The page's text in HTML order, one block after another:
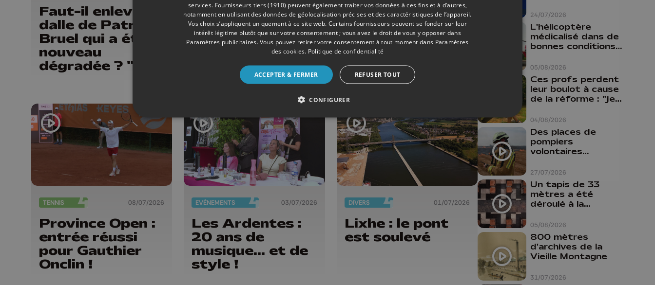
Faut-il enlever la
dalle de Patrick
Bruel qui a été à
nouveau
dégradée ? "Nos
Actus de la
semaine : 5 ans
des inondations,
subsides pour le
sport et feu
d'artifice
Rouler à vélo
dans la
circulation
TENNIS 08/07/2026
Province Open :
entrée réussi
pour Gauthier
Onclin !
EVÈNEMENTS 03/07/2026
Les Ardentes :
20 ans de
musique... et de
style !
DIVERS 01/07/2026
Lixhe : le pont
est soulevé
24/07/2026
05/08/2026
L'hélicoptère
médicalisé dans de
bonnes conditions à
04/08/2026
Ces profs perdent
leur boulot à cause
de la réforme : "je
comme prof que
comme
pharmacienne"
27/07/2026
Des places de
pompiers
volontaires
province de Liège :
"Un citoyen qui
n'est formé ne
peut pas nous
aider"
05/08/2026
Un tapis de 33
mètres a été
déroulé à la
Liège
31/07/2026
800 mètres
d'archives de la
Vieille Montagne
services. Fournisseurs tiers (1910) peuvent également traiter vos données à ces fins et à d’autres,
notamment en utilisant des données de géolocalisation précises et des caractéristiques de l’appareil.
Vos choix s’appliquent uniquement à ce site web. Certains fournisseurs peuvent se fonder sur leur
intérêt légitime plutôt que sur votre consentement ; vous avez le droit de vous y opposer dans
Paramètres publicitaires. Vous pouvez retirer votre consentement à tout moment dans Paramètres
des cookies. Politique de confidentialité
ACCEPTER & FERMER REFUSER TOUT
CONFIGURER